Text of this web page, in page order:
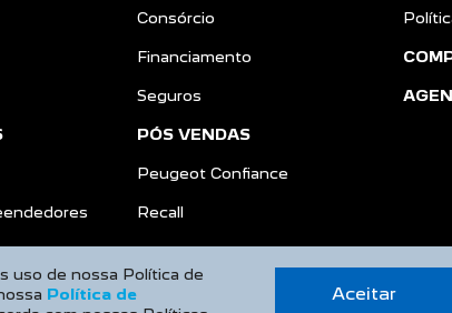
PEUGEOT INCLUSÃO
SOLUÇÕES FINANCEIRAS
Consórcio
Financiamento
Seguros
PÓS VENDAS
Peugeot Confiance
Recall
uso de nossa Política de
Política de
Aceitar